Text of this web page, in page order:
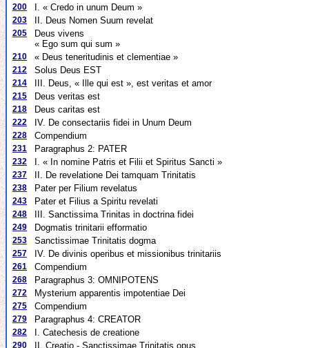
200 I. « Credo in unum Deum »
203 II. Deus Nomen Suum revelat
205
Deus vivens
« Ego sum qui sum »
210 « Deus teneritudinis et clementiae »
212 Solus Deus EST
214 III. Deus, « Ille qui est », est veritas et amor
215 Deus veritas est
218 Deus caritas est
222 IV. De consectariis fidei in Unum Deum
228 Compendium
231 Paragraphus 2: PATER
232 I. « In nomine Patris et Filii et Spiritus Sancti »
237 II. De revelatione Dei tamquam Trinitatis
238 Pater per Filium revelatus
243 Pater et Filius a Spiritu revelati
248 III. Sanctissima Trinitas in doctrina fidei
249 Dogmatis trinitarii efformatio
253 Sanctissimae Trinitatis dogma
257 IV. De divinis operibus et missionibus trinitariis
261 Compendium
268 Paragraphus 3: OMNIPOTENS
272 Mysterium apparentis impotentiae Dei
275 Compendium
279 Paragraphus 4: CREATOR
282 I. Catechesis de creatione
290 II. Creatio - Sanctissimae Trinitatis opus